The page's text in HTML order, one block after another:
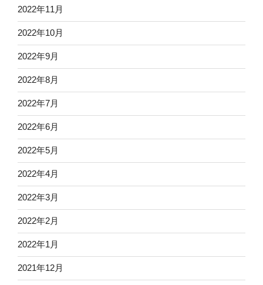
2022年11月
2022年10月
2022年9月
2022年8月
2022年7月
2022年6月
2022年5月
2022年4月
2022年3月
2022年2月
2022年1月
2021年12月